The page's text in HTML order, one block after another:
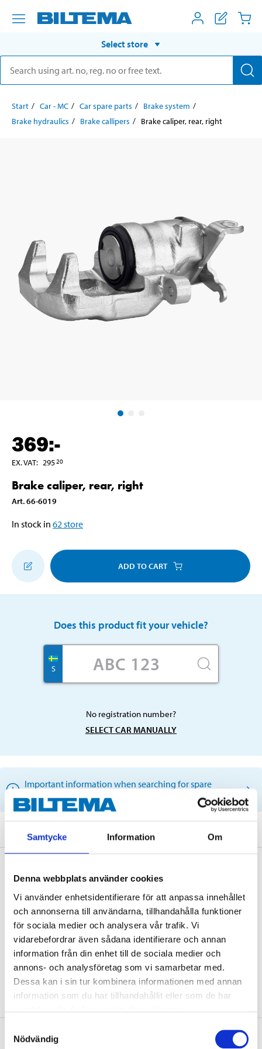
Samtycke Information Om
Denna webbplats använder cookies
Vi använder enhetsidentifierare för att anpassa innehållet
och annonserna till användarna, tillhandahålla funktioner
för sociala medier och analysera vår trafik. Vi
vidarebefordrar även sådana identifierare och annan
information från din enhet till de sociala medier och
annons- och analysföretag som vi samarbetar med.
Dessa kan i sin tur kombinera informationen med annan
information som du har tillhandahållit eller som de har
Nödvändig
Select store
Start Car - MC Car spare parts
Brake system
Brake hydraulics
Brake callipers Brake caliper, rear, right
369:-
EX. VAT: 29520
Brake caliper, rear, right
Art.66-6019
In stock in 62 store
ADD TO CART
Does this product fit your vehicle?
S
No registration number?
SELECT CAR MANUALLY
Important information when searching for spare
parts by reg. number and service recommendations.
Technical specifications
Bore size
38 mm
Thickness
10 mm (brake disc)
About the manufacturer